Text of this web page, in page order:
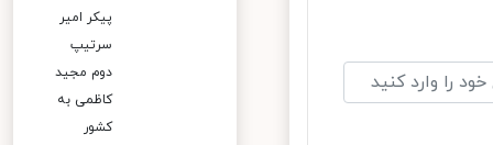
پیکر امیر
سرتیپ
دوم مجید
کاظمی به
کشور